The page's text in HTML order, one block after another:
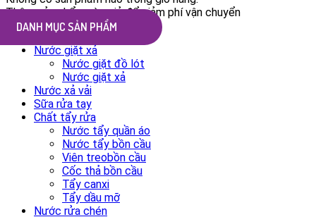
Thêm sản phẩm vào giỏ để giảm phí vận chuyển
ALL CATEGORIES
Nước giặt xả
Nước giặt đồ lót
Nước giặt xả
Nước xả vải
Sữa rửa tay
Chất tẩy rửa
Nước tẩy quần áo
Nước tẩy bồn cầu
Viên treobồn cầu
Cốc thả bồn cầu
Tẩy canxi
Tẩy dầu mỡ
Nước rửa chén